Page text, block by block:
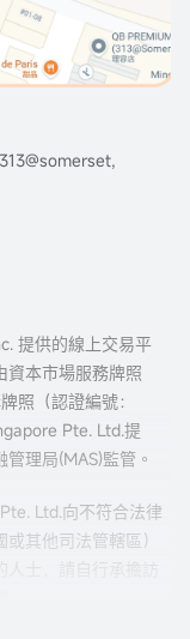
提供的線上交易平
資本市場服務牌照
照（認證編號：
Pte. Ltd.提
理局(MAS)監管。
Ltd.向不符合法律
其他司法管轄區）